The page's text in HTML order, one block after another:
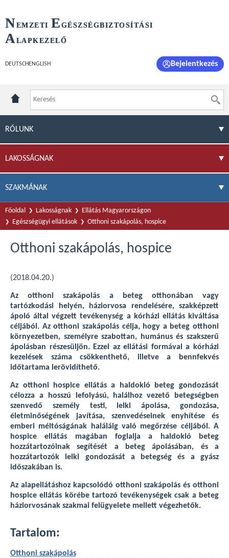
NEMZETI E GÉSZSÉGBIZTOSÍTÁSI
ALAPKEZELŐ
DEUTSCH ENGLISH Bejelentkezés
RÓLUNK
LAKOSSÁGNAK
SZAKMÁNAK
Főoldal Lakosságnak
Ellátás Magyarországon
Egészségügyi ellátások
Otthoni szakápolás, hospice
Otthoni szakápolás, hospice
(2018.04.20.)
Az otthoni szakápolás a beteg otthonában vagy
tartózkodási helyén, háziorvosa rendelésére, szakképzett
ápoló által végzett tevékenység a kórházi ellátás kiváltása
céljából. Az otthoni szakápolás célja, hogy a beteg otthoni
környezetben, személyre szabottan, humánus és szakszerű
ápolásban részesüljön. Ezzel az ellátási formával a kórházi
kezelések száma csökkenthető, illetve a bennfekvés
időtartama lerövidíthető.
Az otthoni hospice ellátás a haldokló beteg gondozását
célozza a hosszú lefolyású, halálhoz vezető betegségben
szenvedő személy testi, lelki ápolása, gondozása,
életminőségének javítása, szenvedéseinek enyhítése és
emberi méltóságának haláláig való megőrzése céljából. A
hospice ellátás magában foglalja a haldokló beteg
hozzátartozóinak segítését a beteg ápolásában, és a
hozzátartozók lelki gondozását a betegség és a gyász
időszakában is.
Az alapellátáshoz kapcsolódó otthoni szakápolás és otthoni
hospice ellátás körébe tartozó tevékenységek csak a beteg
háziorvosának szakmai felügyelete mellett végezhetők.
Tartalom:
Otthoni szakápolás